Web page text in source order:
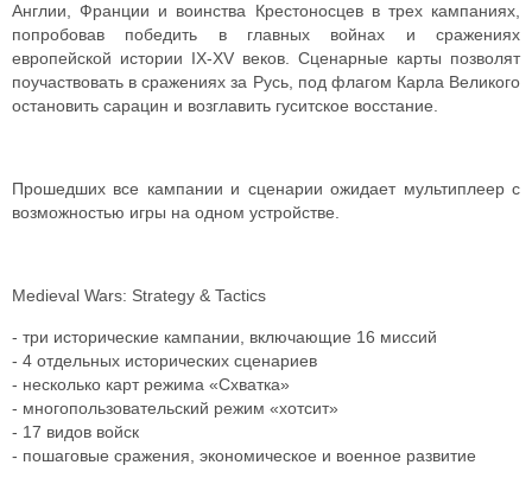
Англии, Франции и воинства Крестоносцев в трех кампаниях,
попробовав победить в главных войнах и сражениях
европейской истории IX-XV веков. Сценарные карты позволят
поучаствовать в сражениях за Русь, под флагом Карла Великого
остановить сарацин и возглавить гуситское восстание.
Прошедших все кампании и сценарии ожидает мультиплеер с
возможностью игры на одном устройстве.
Medieval Wars: Strategy & Tactics
- три исторические кампании, включающие 16 миссий
- 4 отдельных исторических сценариев
- несколько карт режима «Схватка»
- многопользовательский режим «хотсит»
- 17 видов войск
- пошаговые сражения, экономическое и военное развитие